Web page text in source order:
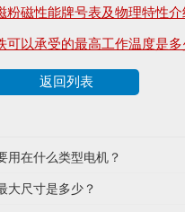
粉磁性能牌号表及物理特性介
可以承受的最高工作温度是多
返回列表
用在什么类型电机？
大尺寸是多少？